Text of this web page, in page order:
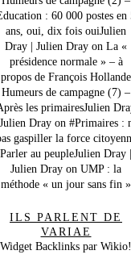
: 60 000 postes en
ans, oui, dix fois ouiJulien
Dray | Julien Dray on La «
présidence normale » – à
propos de François Hollande
Humeurs de campagne (7) –
les primairesJulien
Dray on #Primaires :
gaspiller la force
Parler au peupleJulien Dray |
Julien Dray on UMP : la
méthode « un jour sans fin »
ILS PARLENT DE
VARIAE
Widget Backlinks par Wikio!